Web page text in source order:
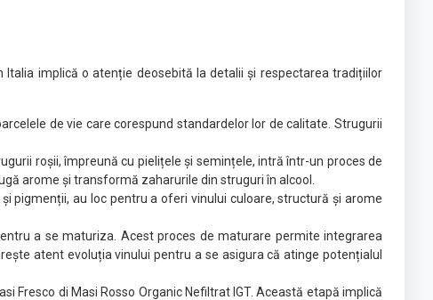
Italia implică o atenție deosebită la detalii și respectarea tradițiilor
de vie care corespund standardelor lor de calitate. Strugurii
roșii, împreună cu pielițele și semințele, intră într-un proces de
arome și transformă zaharurile din struguri în alcool.
pigmenții, au loc pentru a oferi vinului culoare, structură și arome
a se maturiza. Acest proces de maturare permite integrarea
atent evoluția vinului pentru a se asigura că atinge potențialul
Fresco di Masi Rosso Organic Nefiltrat IGT. Această etapă implică